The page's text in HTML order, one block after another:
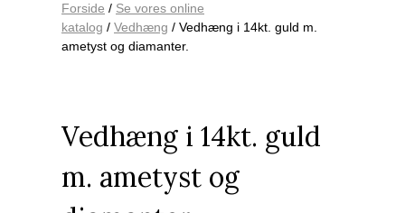
Forside / Se vores online
katalog / Vedhæng / Vedhæng i 14kt. guld m.
ametyst og diamanter.
Vedhæng i 14kt. guld
m. ametyst og